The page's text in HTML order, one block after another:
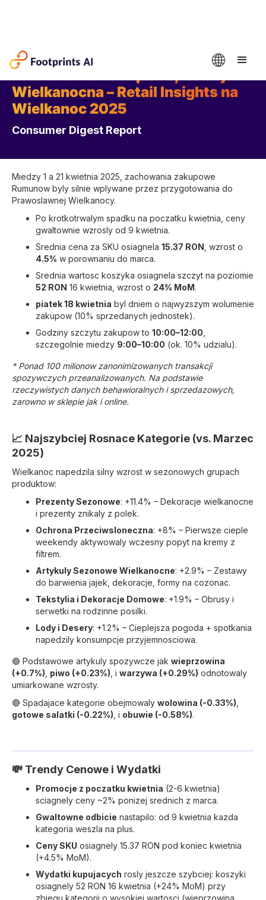
Wielkanocna – Retail Insights na
Wielkanoc 2025
Consumer Digest Report
Miedzy 1 a 21 kwietnia 2025, zachowania zakupowe
Rumunow byly silnie wplywane przez przygotowania do
Prawoslawnej Wielkanocy.
Po krotkotrwalym spadku na poczatku kwietnia, ceny
gwaltownie wzrosly od 9 kwietnia.
Srednia cena za SKU osiagnela 15.37 RON , wzrost o
4.5% w porownaniu do marca.
Srednia wartosc koszyka osiagnela szczyt na poziomie
52 RON 16 kwietnia, wzrost o 24% MoM.
piatek 18 kwietnia byl dniem o najwyzszym wolumenie
zakupow (10% sprzedanych jednostek).
Godziny szczytu zakupow to 10:00–12:00
szczegolnie miedzy 9:00–10:00 (ok. 10% udzialu).
* Ponad 100 milionow zanonimizowanych transakcji
spozywczych przeanalizowanych. Na podstawie
rzeczywistych danych behawioralnych i sprzedazowych,
zarowno w sklepie jak i online.
📈 Najszybciej Rosnace Kategorie (vs. Marzec
2025)
Wielkanoc napedzila silny wzrost w sezonowych grupach
produktow:
Prezenty Sezonowe: +11.4% – Dekoracje wielkanocne
i prezenty znikaly z polek.
Ochrona Przeciwsloneczna: +8% – Pierwsze cieple
weekendy aktywowaly wczesny popyt na kremy z
filtrem.
Artykuly Sezonowe Wielkanocne: +2.9% – Zestawy
do barwienia jajek, dekoracje, formy na cozonac.
Tekstylia i Dekoracje Domowe: +1.9% – Obrusy i
serwetki na rodzinne posilki.
Lody i Desery: +1.2% – Cieplejsza pogoda + spotkania
napedzily konsumpcje przyjemnosciowa.
🟢 Podstawowe artykuly spozywcze jak wieprzowina
(+0.7%) piwo (+0.23%) , i warzywa (+0.29%) odnotowaly
umiarkowane wzrosty.
🔴 Spadajace kategorie obejmowaly wolowina (-0.33%)
gotowe salatki (-0.22%) , i obuwie (-0.58%).
💸 Trendy Cenowe i Wydatki
Promocje z poczatku kwietnia (2-6 kwietnia)
sciagnely ceny ~2% ponizej srednich z marca.
Gwaltowne odbicie nastapilo: od 9 kwietnia kazda
kategoria weszla na plus.
Ceny SKU osiagnely 15.37 RON pod koniec kwietnia
(+4.5% MoM).
Wydatki kupujacych rosly jeszcze szybciej: koszyki
osiagnely 52 RON 16 kwietnia (+24% MoM) przy
zbiegu kategorii o wysokiej wartosci (wieprzowina,